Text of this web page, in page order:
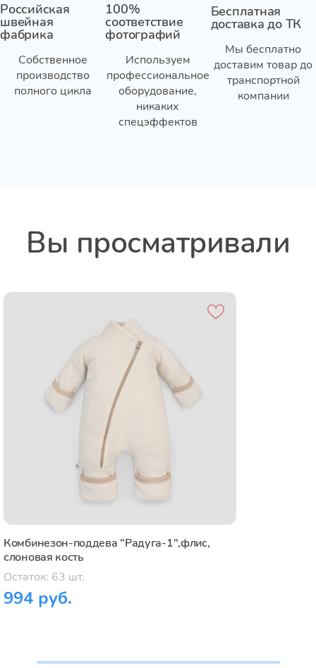
Российская
швейная
фабрика
Собственное
производство
полного цикла
100%
соответствие
фотографий
Используем
профессиональное
оборудование,
никаких
спецэффектов
Бесплатная
доставка до ТК
Мы бесплатно
доставим товар до
транспортной
компании
Вы просматривали
Комбинезон-поддева "Радуга-1",флис,
слоновая кость
Остаток: 63 шт.
994 руб.